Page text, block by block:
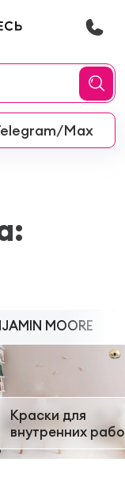
колеровка
Max
Краски для
внутренних
MOORE